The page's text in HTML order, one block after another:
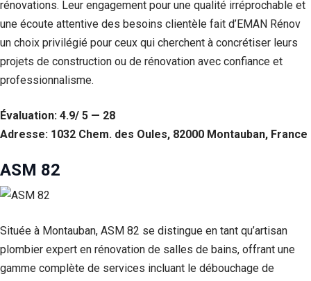
rénovations. Leur engagement pour une qualité irréprochable et
une écoute attentive des besoins clientèle fait d’EMAN Rénov
un choix privilégié pour ceux qui cherchent à concrétiser leurs
projets de construction ou de rénovation avec confiance et
professionnalisme.
Évaluation: 4.9/ 5 — 28
Adresse: 1032 Chem. des Oules, 82000 Montauban, France
ASM 82
Située à Montauban, ASM 82 se distingue en tant qu’artisan
plombier expert en rénovation de salles de bains, offrant une
gamme complète de services incluant le débouchage de